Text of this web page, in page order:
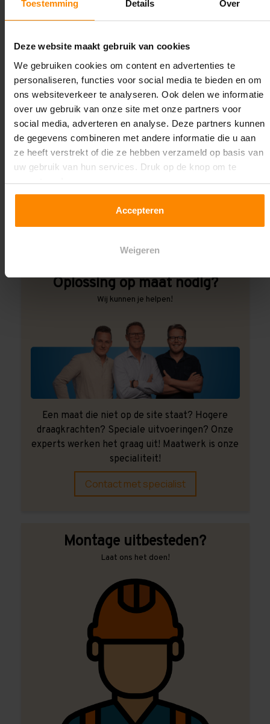
Toestemming Details Over
Deze website maakt gebruik van cookies
We gebruiken cookies om content en advertenties te
personaliseren, functies voor social media te bieden en om
ons websiteverkeer te analyseren. Ook delen we informatie
over uw gebruik van onze site met onze partners voor
social media, adverteren en analyse. Deze partners kunnen
de gegevens combineren met andere informatie die u aan
ze heeft verstrekt of die ze hebben verzameld op basis van
uw gebruik van hun services. Druk op de knop om te
accepteren!
Accepteren
Weigeren
Liggerlengte:
2.700 mm
Aantal niveaus:
5
Kleur staanders:
Galva
3.000 kg (1.000 kg per pallet)
Oplossing op maat nodig?
Wij kunnen je helpen!
Een maat die niet op de site staat? Hogere
draagkrachten? Speciale uitvoeringen? Onze
experts werken het graag uit! Maatwerk is onze
specialiteit!
Contact met specialist
Montage uitbesteden?
Laat ons het doen!